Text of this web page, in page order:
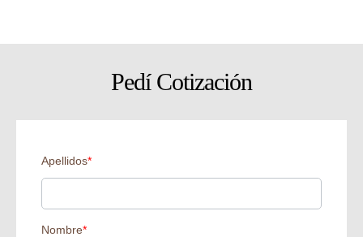
Pedí Cotización
Apellidos*
Nombre*